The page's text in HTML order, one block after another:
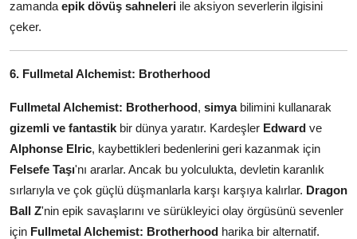
zamanda epik dövüş sahneleri ile aksiyon severlerin ilgisini
çeker.
6. Fullmetal Alchemist: Brotherhood
Fullmetal Alchemist: Brotherhood, simyabilimini kullanarak
gizemli ve fantastik bir dünya yaratır. Kardeşler Edward ve
Alphonse Elric, kaybettikleri bedenlerini geri kazanmak için
Felsefe Taşı'nı ararlar. Ancak bu yolculukta, devletin karanlık
sırlarıyla ve çok güçlü düşmanlarla karşı karşıya kalırlar. Dragon
Ball Z'nin epik savaşlarını ve sürükleyici olay örgüsünü sevenler
için Fullmetal Alchemist: Brotherhood harika bir alternatif.